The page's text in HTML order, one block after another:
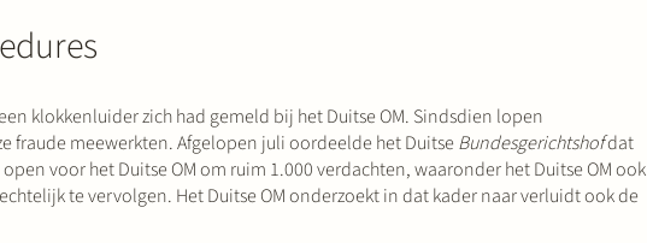
klokkenluider zich had gemeld bij het Duitse OM. Sindsdien lopen
fraude meewerkten. Afgelopen juli oordeelde het Duitse Bundesgerichtshofdat
voor het Duitse OM om ruim 1.000 verdachten, waaronder het Duitse OM ook
te vervolgen. Het Duitse OM onderzoekt in dat kader naar verluidt ook de